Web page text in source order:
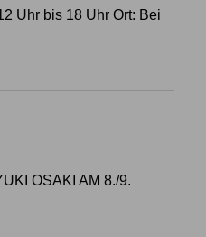
Uhr bis 18 Uhr Ort: Bei
OSAKI AM 8./9.